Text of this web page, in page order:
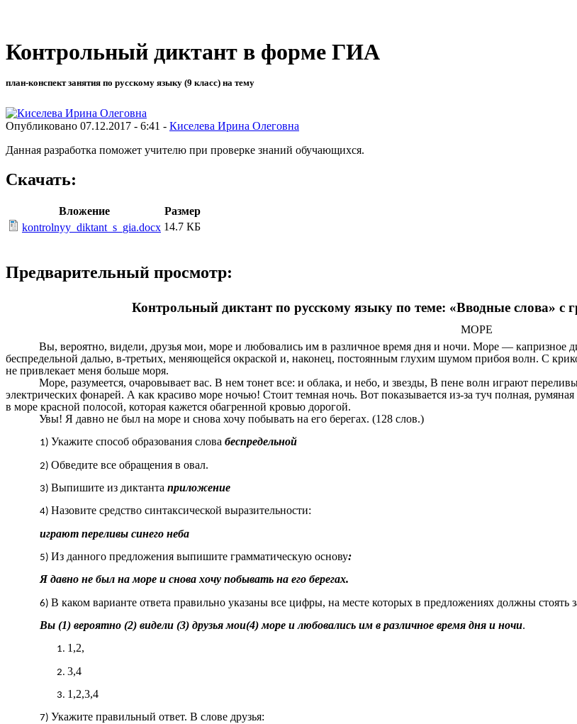
Контрольный диктант в форме ГИА
план-конспект занятия по русскому языку (9 класс) на тему
Опубликовано 07.12.2017 - 6:41 - Киселева Ирина Олеговна
Данная разработка поможет учителю при проверке знаний обучающихся.
Скачать:
Вложение
Размер
kontrolnyy_diktant_s_gia.docx 14.7 КБ
Предварительный просмотр:
Контрольный диктант по русскому языку по теме: «Вводные слова»
МОРЕ
Вы, вероятно, видели, друзья мои, море и любовались им в различное время дня и ночи. Море — капризное
беспредельной далью, в-третьих, меняющейся окраской и, наконец, постоянным глухим шумом прибоя волн. С
не привлекает меня больше моря.
Море, разумеется, очаровывает вас. В нем тонет все: и облака, и небо, и звезды, В пене волн играют
электрических фонарей. А как красиво море ночью! Стоит темная ночь. Вот показывается из-за туч полная,
в море красной полосой, которая кажется обагренной кровью дорогой.
Увы! Я давно не был на море и снова хочу побывать на его берегах. (128 слов.)
Укажите способ образования слова беспредельной
Обведите все обращения в овал.
Выпишите из диктанта приложение
Назовите средство синтаксической выразительности:
играют переливы синего неба
Из данного предложения выпишите грамматическую основу:
Я давно не был на море и снова хочу побывать на его берегах.
В каком варианте ответа правильно указаны все цифры, на месте которых в предложениях должны стоять
Вы (1) вероятно (2) видели (3) друзья мои(4) море и любовались им в различное время дня и ночи.
1,2,
3,4
1,2,3,4
Укажите правильный ответ. В слове друзья: